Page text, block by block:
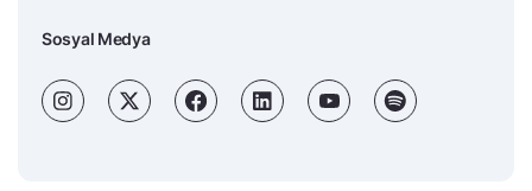
Sosyal Medya